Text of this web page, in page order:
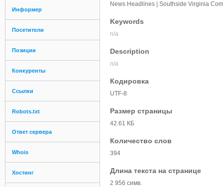
Информер
Посетители
Позиции
Конкуренты
Ссылки
Robots.txt
Ответ сервера
Whois
Хостинг
News Headlines | Southside Virginia
Keywords
n/a
Description
n/a
Кодировка
UTF-8
Размер страницы
42.61 КБ
Количество слов
394
Длина текста на странице
2 956 симв.